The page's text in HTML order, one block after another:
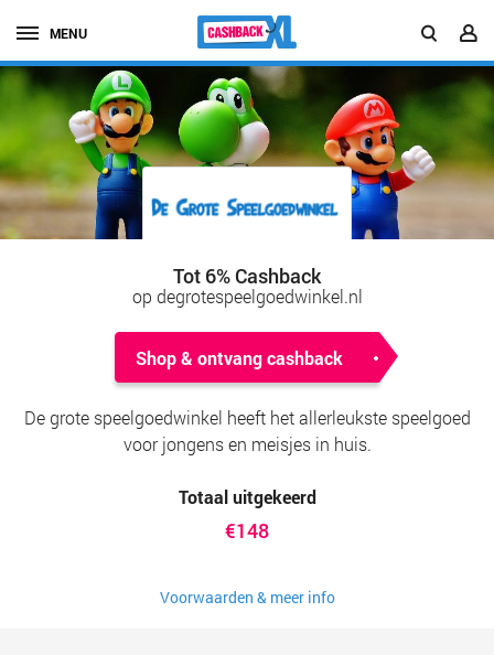
MENU
Tot 6% Cashback
op degrotespeelgoedwinkel.nl
Shop & ontvang cashback
De grote speelgoedwinkel heeft het allerleukste speelgoed
voor jongens en meisjes in huis.
Totaal uitgekeerd
€148
Voorwaarden & meer info